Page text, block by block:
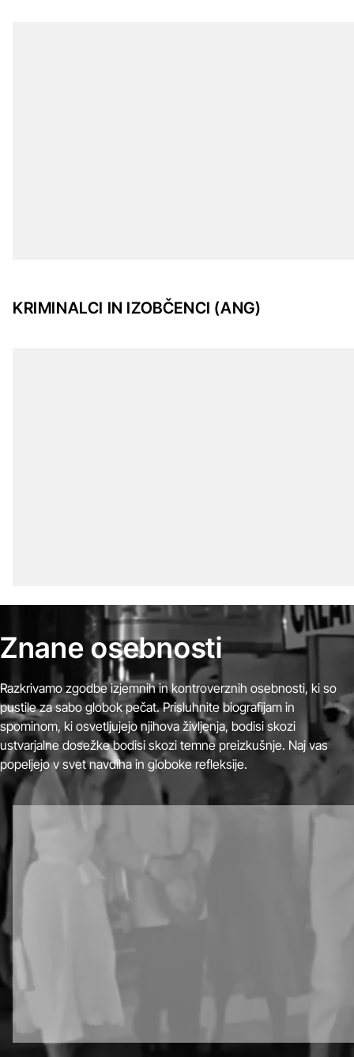
KRIMINALCI IN IZOBČENCI (ANG)
Znane osebnosti
Razkrivamo zgodbe izjemnih in kontroverznih osebnosti, ki so
pustile za sabo globok pečat. Prisluhnite biografijam in
spominom, ki osvetljujejo njihova življenja, bodisi skozi
ustvarjalne dosežke bodisi skozi temne preizkušnje. Naj vas
popeljejo v svet navdiha in globoke refleksije.